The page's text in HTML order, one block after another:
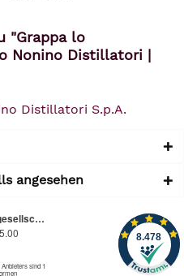
"Grappa lo
Nonino Distillatori |
Distillatori S.p.A.
angesehen